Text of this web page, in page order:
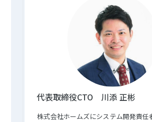
代表取締役CTO 川添 正彬
株式会社ホームズにシステム開発責任